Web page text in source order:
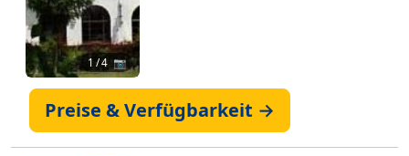
1 / 4 📷
Preise & Verfügbarkeit →